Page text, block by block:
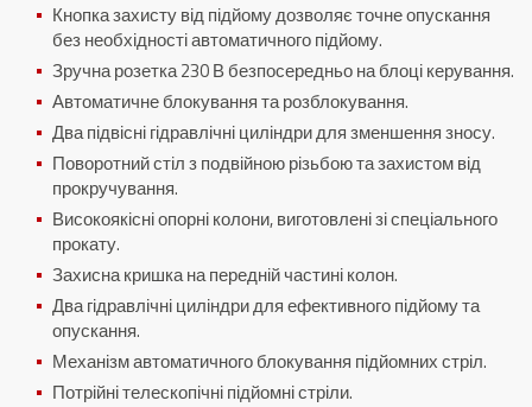
Кнопка захисту від підйому дозволяє точне опускання
без необхідності автоматичного підйому.
Зручна розетка 230 В безпосередньо на блоці керування.
Автоматичне блокування та розблокування.
Два підвісні гідравлічні циліндри для зменшення зносу.
Поворотний стіл з подвійною різьбою та захистом від
прокручування.
Високоякісні опорні колони, виготовлені зі спеціального
прокату.
Захисна кришка на передній частині колон.
Два гідравлічні циліндри для ефективного підйому та
опускання.
Механізм автоматичного блокування підйомних стріл.
Потрійні телескопічні підйомні стріли.